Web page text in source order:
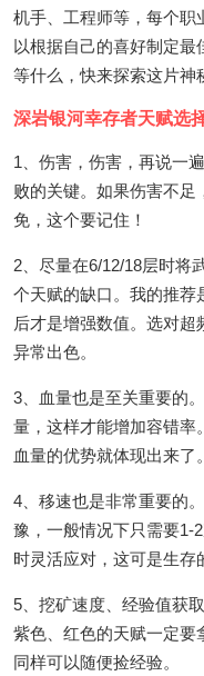
机手、工程师等，每个职
以根据自己的喜好制定
等什么，快来探索这片神
深岩银河幸存者天赋选
1、伤害，伤害，再说一
败的关键。如果伤害不
免，这个要记住！
2、尽量在6/12/18层时将
个天赋的缺口。我的推荐
后才是增强数值。选对
异常出色。
3、血量也是至关重要的
量，这样才能增加容错率
血量的优势就体现出来了。
4、移速也是非常重要的
豫，一般情况下只需要1-
时灵活应对，这可是生存
5、挖矿速度、经验值获
紫色、红色的天赋一定要
同样可以随便捡经验。